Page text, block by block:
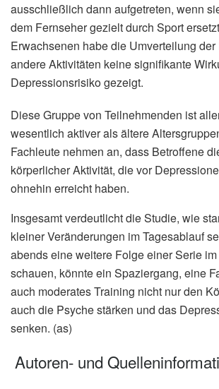
ausschließlich dann aufgetreten, wenn
dem Fernseher gezielt durch Sport
Erwachsenen habe die Umverteilung
andere Aktivitäten keine signifikante
Depressionsrisiko gezeigt.
Diese Gruppe von Teilnehmenden ist
wesentlich aktiver als ältere
Fachleute nehmen an, dass Betroffene
körperlicher Aktivität, die vor
ohnehin erreicht haben.
Insgesamt verdeutlicht die Studie, wie
kleiner Veränderungen im Tagesablauf
abends eine weitere Folge einer Serie
schauen, könnte ein Spaziergang, eine
auch moderates Training nicht nur den
auch die Psyche stärken und das
senken. (as)
Autoren- und